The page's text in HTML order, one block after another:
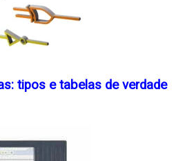
tipos e tabelas de verdade